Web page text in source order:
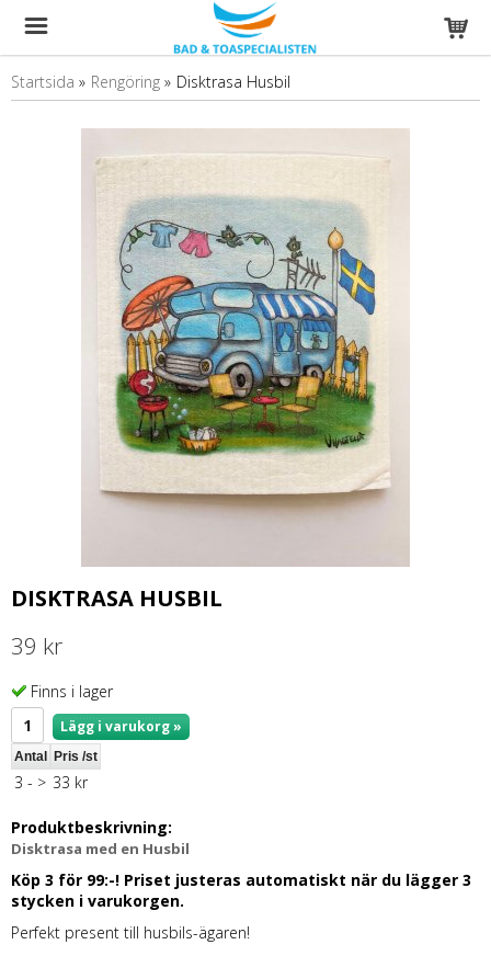
Startsida » Rengöring » Disktrasa Husbil
DISKTRASA HUSBIL
39 kr
Finns i lager
Lägg i varukorg »
Antal Pris /st
3 - > 33 kr
Produktbeskrivning:
Disktrasa med en Husbil
Köp 3 för 99:-! Priset justeras automatiskt när du lägger 3
stycken i varukorgen.
Perfekt present till husbils-ägaren!